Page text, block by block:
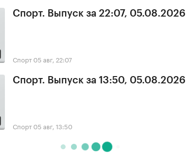
Спорт. Выпуск за 22:07, 05.08.2026
Спорт 05 авг, 22:07
Спорт. Выпуск за 13:50, 05.08.2026
Спорт 05 авг, 13:50